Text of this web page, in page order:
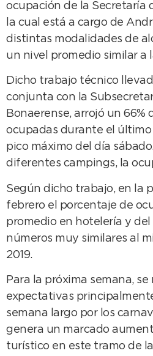
ocupación de la Secretaría
la cual está a cargo de
distintas modalidades de
un nivel promedio similar a
Dicho trabajo técnico
conjunta con la
Bonaerense, arrojó un 66%
ocupadas durante el último
pico máximo del día
diferentes campings, la
Según dicho trabajo, en la
febrero el porcentaje de
promedio en hotelería y del
números muy similares al
2019.
Para la próxima semana,
expectativas
semana largo por los
genera un marcado
turístico en este tramo de